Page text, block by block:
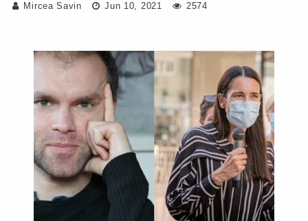
Mircea Savin Jun 10, 2021 2574